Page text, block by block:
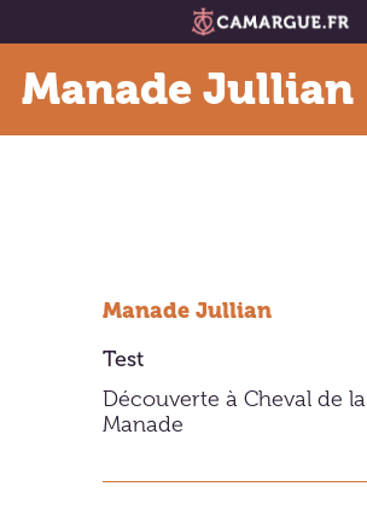
Manade Jullian
Manade Jullian
Test
Découverte à Cheval de la
Manade